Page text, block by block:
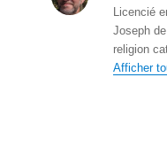
Licencié
Joseph
religion
Afficher